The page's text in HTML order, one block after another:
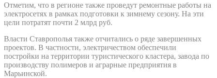
Отметим, что в регионе также проведут ремонтные работы на
электросетях в рамках подготовки к зимнему сезону. На эти
цели потратят почти 2 млрд руб.
Власти Ставрополья также отчитались о ряде завершенных
проектов. В частности, электричеством обеспечили
постройки на территории туристического кластера, завода по
производству полимеров и аграрные предприятия в
Марьинской.